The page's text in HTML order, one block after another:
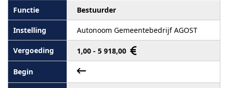
Bestuurder
Autonoom Gemeentebedrijf AGOST
1,00 - 5 918,00